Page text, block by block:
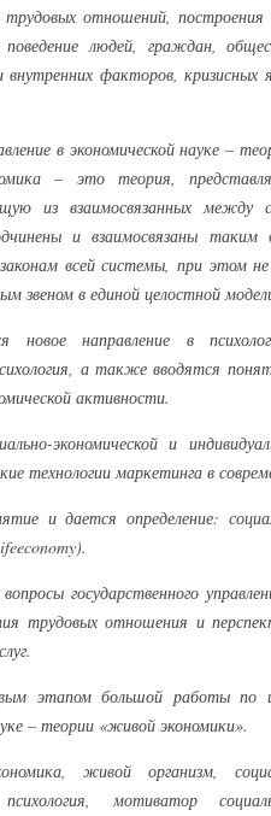
отношений, построения
людей, граждан,
факторов, кризисных
в экономической науке –
– это теория,
из взаимосвязанных между
и взаимосвязаны
всей системы, при этом
звеном в единой целостной
направление в
а также вводятся
активности.
экономической и
технологии маркетинга в
и дается определение:
государственного
трудовых отношения и
этапом большой работы по
– теории «живой экономики».
живой организм,
психология, мотиватор